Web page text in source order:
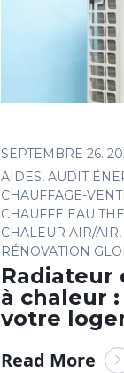
SEPTEMBRE 26.
AIDES, AUDIT
CHAUFFAGE-
CHAUFFE EAU
CHALEUR AIR/AIR,
RÉNOVATION
Radiateur
à chaleur
votre
Read More